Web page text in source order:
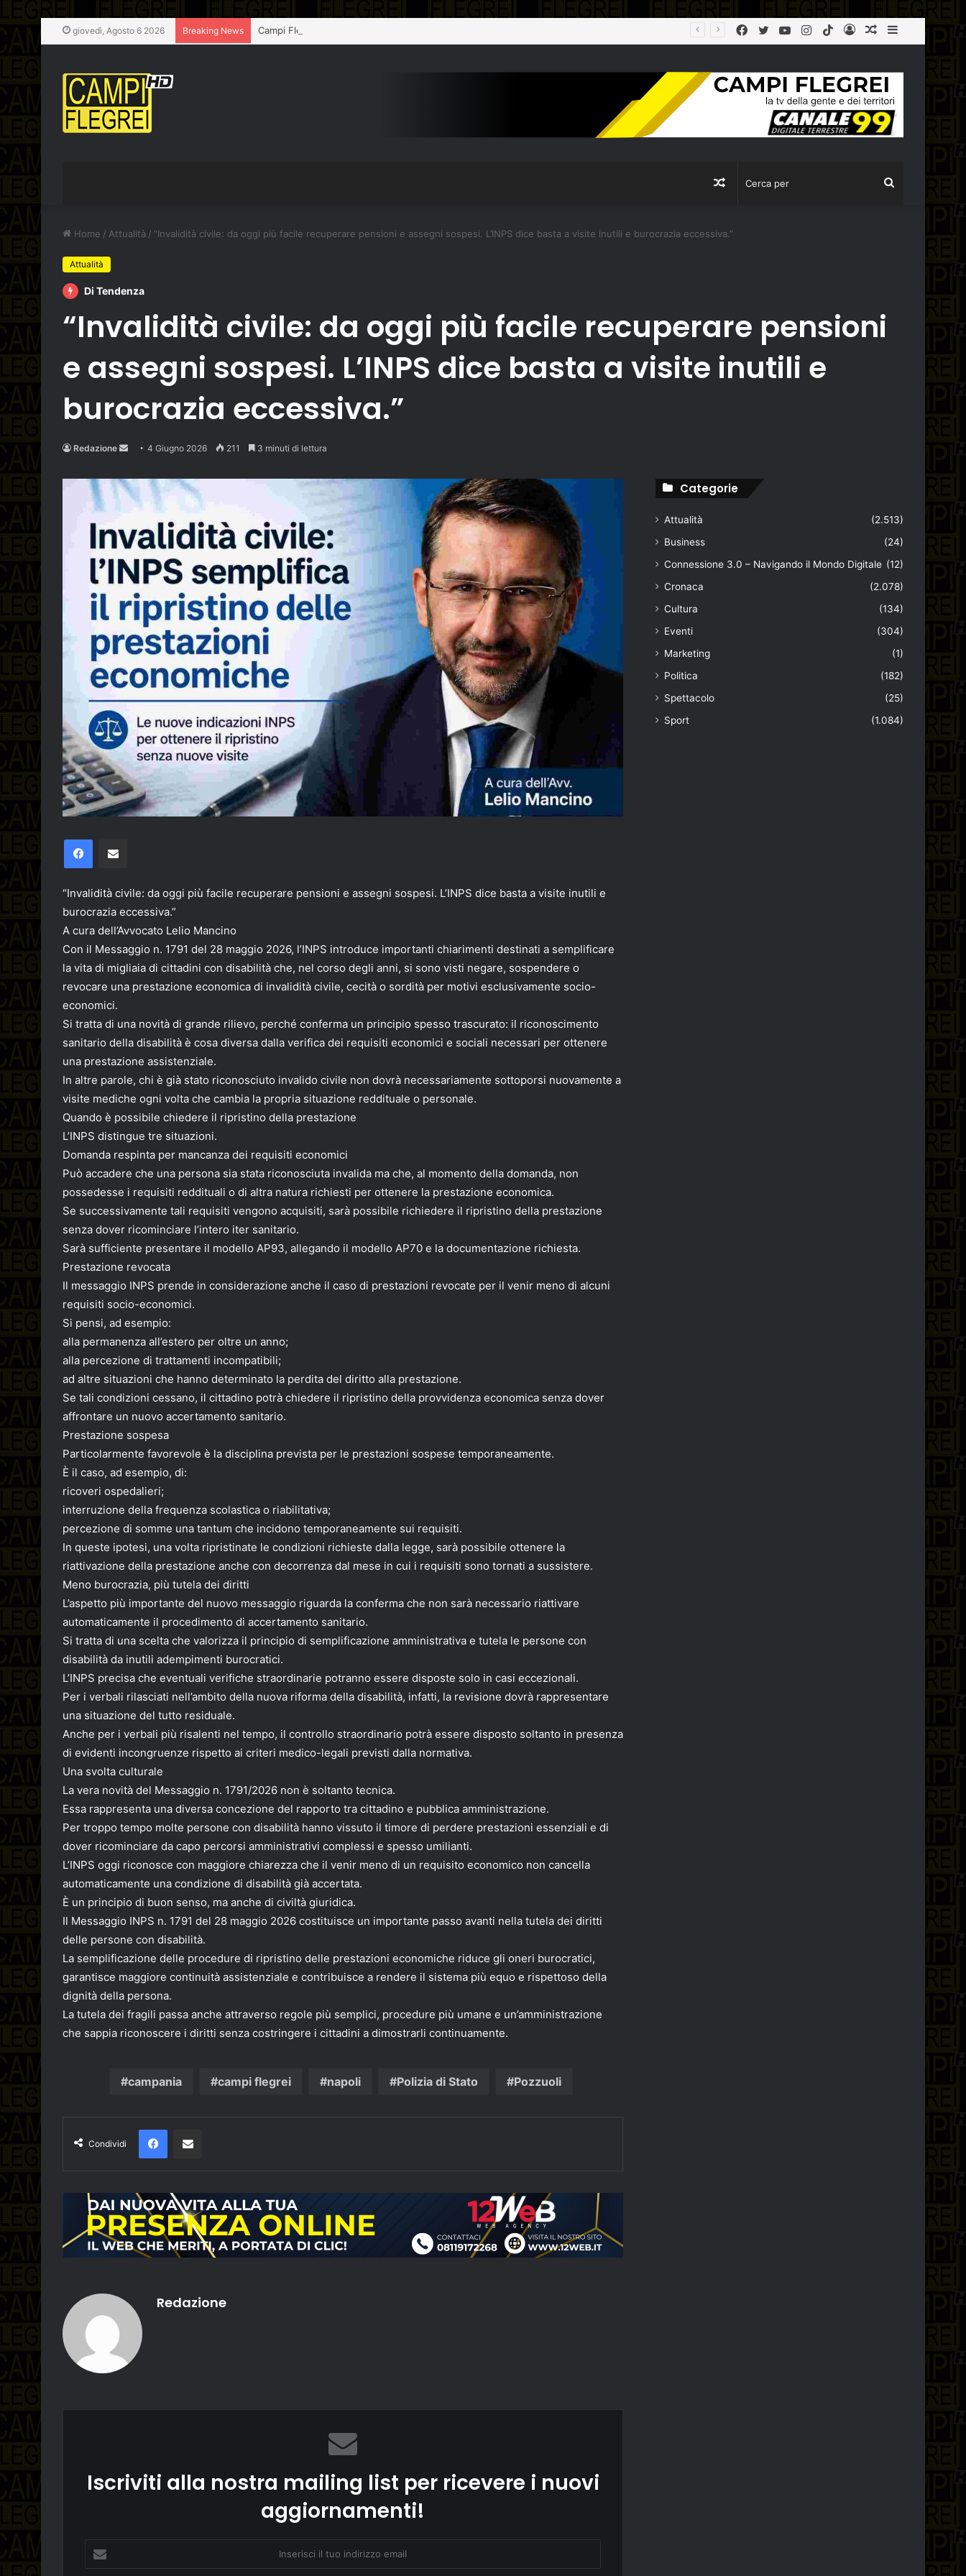
giovedì, Agosto 6 2026 Breaking News Campi Flegrei, Piantedosi: “I 100 milioni sono una prima risposta” Sidebar
Articolo
Log
TikTok
Instagram
YouTube
Twitter
Facebook
Cerca
Articolo
Home / Attualità / “Invalidità civile: da oggi più facile recuperare pensioni e assegni sospesi. L’INPS dice basta a visite inutili e burocrazia eccessiva.”
Attualità
Di Tendenza
“Invalidità civile: da oggi più facile recuperare pensioni
e assegni sospesi. L’INPS dice basta a visite inutili e
burocrazia eccessiva.”
Redazione
Send
email
4 Giugno 2026 211 3 minuti di lettura
Facebook
“Invalidità civile: da oggi più facile recuperare pensioni e assegni sospesi. L’INPS dice basta a visite inutili e
burocrazia eccessiva.”
A cura dell’Avvocato Lelio Mancino
Con il Messaggio n. 1791 del 28 maggio 2026, l’INPS introduce importanti chiarimenti destinati a semplificare
la vita di migliaia di cittadini con disabilità che, nel corso degli anni, si sono visti negare, sospendere o
revocare una prestazione economica di invalidità civile, cecità o sordità per motivi esclusivamente socio-
economici.
Si tratta di una novità di grande rilievo, perché conferma un principio spesso trascurato: il riconoscimento
sanitario della disabilità è cosa diversa dalla verifica dei requisiti economici e sociali necessari per ottenere
una prestazione assistenziale.
In altre parole, chi è già stato riconosciuto invalido civile non dovrà necessariamente sottoporsi nuovamente a
visite mediche ogni volta che cambia la propria situazione reddituale o personale.
Quando è possibile chiedere il ripristino della prestazione
L’INPS distingue tre situazioni.
Domanda respinta per mancanza dei requisiti economici
Può accadere che una persona sia stata riconosciuta invalida ma che, al momento della domanda, non
possedesse i requisiti reddituali o di altra natura richiesti per ottenere la prestazione economica.
Se successivamente tali requisiti vengono acquisiti, sarà possibile richiedere il ripristino della prestazione
senza dover ricominciare l’intero iter sanitario.
Sarà sufficiente presentare il modello AP93, allegando il modello AP70 e la documentazione richiesta.
Prestazione revocata
Il messaggio INPS prende in considerazione anche il caso di prestazioni revocate per il venir meno di alcuni
requisiti socio-economici.
Si pensi, ad esempio:
alla permanenza all’estero per oltre un anno;
alla percezione di trattamenti incompatibili;
ad altre situazioni che hanno determinato la perdita del diritto alla prestazione.
Se tali condizioni cessano, il cittadino potrà chiedere il ripristino della provvidenza economica senza dover
affrontare un nuovo accertamento sanitario.
Prestazione sospesa
Particolarmente favorevole è la disciplina prevista per le prestazioni sospese temporaneamente.
È il caso, ad esempio, di:
ricoveri ospedalieri;
interruzione della frequenza scolastica o riabilitativa;
percezione di somme una tantum che incidono temporaneamente sui requisiti.
In queste ipotesi, una volta ripristinate le condizioni richieste dalla legge, sarà possibile ottenere la
riattivazione della prestazione anche con decorrenza dal mese in cui i requisiti sono tornati a sussistere.
Meno burocrazia, più tutela dei diritti
L’aspetto più importante del nuovo messaggio riguarda la conferma che non sarà necessario riattivare
automaticamente il procedimento di accertamento sanitario.
Si tratta di una scelta che valorizza il principio di semplificazione amministrativa e tutela le persone con
disabilità da inutili adempimenti burocratici.
L’INPS precisa che eventuali verifiche straordinarie potranno essere disposte solo in casi eccezionali.
Per i verbali rilasciati nell’ambito della nuova riforma della disabilità, infatti, la revisione dovrà rappresentare
una situazione del tutto residuale.
Anche per i verbali più risalenti nel tempo, il controllo straordinario potrà essere disposto soltanto in presenza
di evidenti incongruenze rispetto ai criteri medico-legali previsti dalla normativa.
Una svolta culturale
La vera novità del Messaggio n. 1791/2026 non è soltanto tecnica.
Essa rappresenta una diversa concezione del rapporto tra cittadino e pubblica amministrazione.
Per troppo tempo molte persone con disabilità hanno vissuto il timore di perdere prestazioni essenziali e di
dover ricominciare da capo percorsi amministrativi complessi e spesso umilianti.
L’INPS oggi riconosce con maggiore chiarezza che il venir meno di un requisito economico non cancella
automaticamente una condizione di disabilità già accertata.
È un principio di buon senso, ma anche di civiltà giuridica.
Il Messaggio INPS n. 1791 del 28 maggio 2026 costituisce un importante passo avanti nella tutela dei diritti
delle persone con disabilità.
La semplificazione delle procedure di ripristino delle prestazioni economiche riduce gli oneri burocratici,
garantisce maggiore continuità assistenziale e contribuisce a rendere il sistema più equo e rispettoso della
dignità della persona.
La tutela dei fragili passa anche attraverso regole più semplici, procedure più umane e un’amministrazione
che sappia riconoscere i diritti senza costringere i cittadini a dimostrarli continuamente.
campania campi flegrei napoli Polizia di Stato Pozzuoli
Condividi
Facebook
Redazione
Iscriviti alla nostra mailing list per ricevere i nuovi
aggiornamenti!
Categorie
Attualità
(2.513)
Business
(24)
Connessione 3.0 – Navigando il Mondo Digitale (12)
Cronaca
(2.078)
Cultura
(134)
Eventi
(304)
Marketing
(1)
Politica
(182)
Spettacolo
(25)
Sport
(1.084)